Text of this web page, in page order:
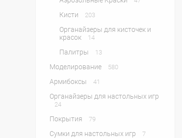
Кисти 203
Органайзеры для кисточек и
красок
14
Палитры 13
Моделирование 580
Армибоксы 41
Органайзеры для настольных игр
24
Покрытия 79
Сумки для настольных игр 7